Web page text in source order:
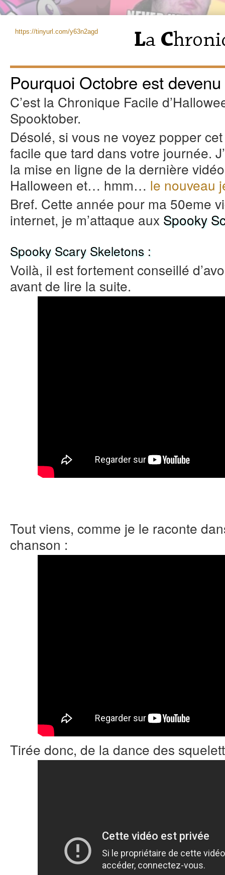
https://tinyurl.com/y63n2agd
Pourquoi Octobre est
C’est la Chronique Facile
Spooktober.
Désolé, si vous ne voyez popper
facile que tard dans votre journée.
la mise en ligne de la dernière
Halloween et… hmm… le nouveau
Bref. Cette année pour ma 50eme
internet, je m’attaque aux Spooky
Spooky Scary Skeletons :
Voilà, il est fortement conseillé
avant de lire la suite.
Tout viens, comme je le raconte
chanson :
Tirée donc, de la dance des